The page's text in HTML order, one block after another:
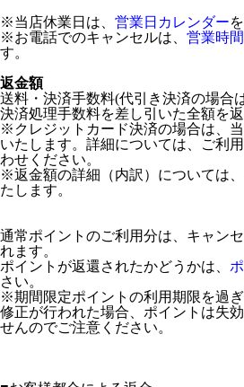
※当店休業日は、 営業日カレンダー
※お電話でのキャンセルは、 営業時間
す。
返金額
送料・決済手数料(代引き決済の場合
決済処理手数料を差し引いた全額を返
※クレジットカード決済の場合は、
いたします。詳細については、ご利
わせください。
※返金額の詳細（内訳）については
たします。
通常ポイントのご利用分は、キャン
れます。
ポイントが返還されたかどうかは、
さい。
※期間限定ポイントの利用期限を過
修正が行われた場合、ポイントは失
せんのでご注意ください。